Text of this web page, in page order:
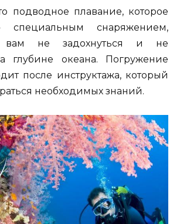
подводное плавание, которое
специальным снаряжением,
вам не задохнуться и не
глубине океана. Погружение
после инструктажа, который
необходимых знаний.